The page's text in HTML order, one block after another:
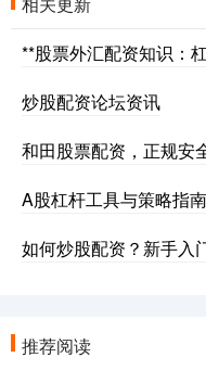
**股票外汇配资知识：
炒股配资论坛资讯
和田股票配资，正规安
A股杠杆工具与策略指南
如何炒股配资？新手入
推荐阅读